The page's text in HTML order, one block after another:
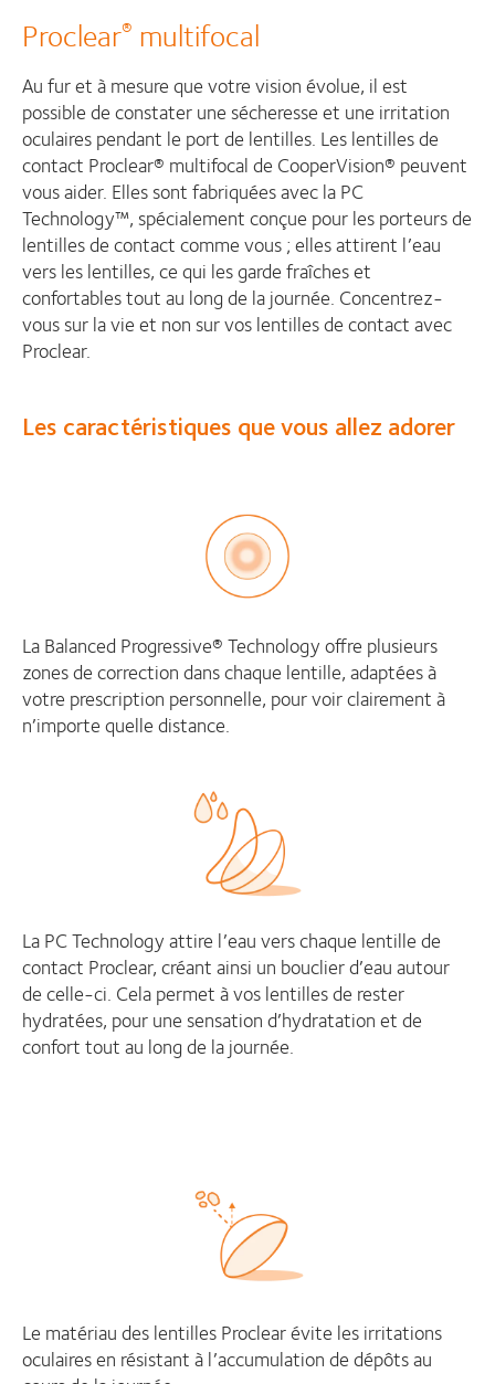
Proclear® multifocal
Au fur et à mesure que votre vision évolue, il est
possible de constater une sécheresse et une irritation
oculaires pendant le port de lentilles. Les lentilles de
contact Proclear® multifocal de CooperVision® peuvent
vous aider. Elles sont fabriquées avec la PC
Technology™, spécialement conçue pour les porteurs de
lentilles de contact comme vous ; elles attirent l’eau
vers les lentilles, ce qui les garde fraîches et
confortables tout au long de la journée. Concentrez-
vous sur la vie et non sur vos lentilles de contact avec
Proclear.
Les caractéristiques que vous allez adorer
La Balanced Progressive® Technology offre plusieurs
zones de correction dans chaque lentille, adaptées à
votre prescription personnelle, pour voir clairement à
n’importe quelle distance.
La PC Technology attire l’eau vers chaque lentille de
contact Proclear, créant ainsi un bouclier d’eau autour
de celle-ci. Cela permet à vos lentilles de rester
hydratées, pour une sensation d’hydratation et de
confort tout au long de la journée.
Le matériau des lentilles Proclear évite les irritations
oculaires en résistant à l’accumulation de dépôts au